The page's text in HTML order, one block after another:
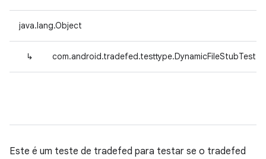
java.lang.Object
↳ com.android.tradefed.testtype.DynamicFileStubTest
Este é um teste de tradefed para testar se o tradefed